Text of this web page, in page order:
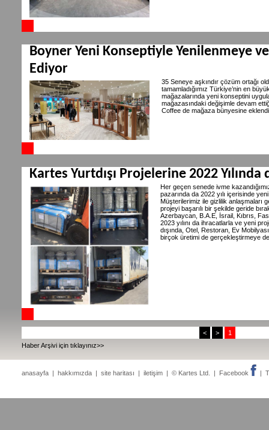
Boyner Yeni Konseptiyle Yenilenmeye
Ediyor
35 Seneye aşkındır çözüm ortağı
tamamladığımız Türkiye’nin en
mağazalarında yeni konseptini
mağazasındaki değişimle devam
Coffee de mağaza bünyesine
Kartes Yurtdışı Projelerine 2022
Her geçen senede ivme
pazarında da 2022 yılı içerisinde
Müşterilerimiz ile gizlilik anlaşmaları
projeyi başarılı bir şekilde geride
Azerbaycan, B.A.E, İsrail, Kıbrıs,
2023 yılını da ihracatlarla ve yeni
dışında, Otel, Restoran, Ev
birçok üretimi de gerçekleştirmeye
< >
1
Haber Arşivi için tıklayınız>>
anasayfa | hakkımızda | site haritası | iletişim | © Kartes Ltd. | Facebook |